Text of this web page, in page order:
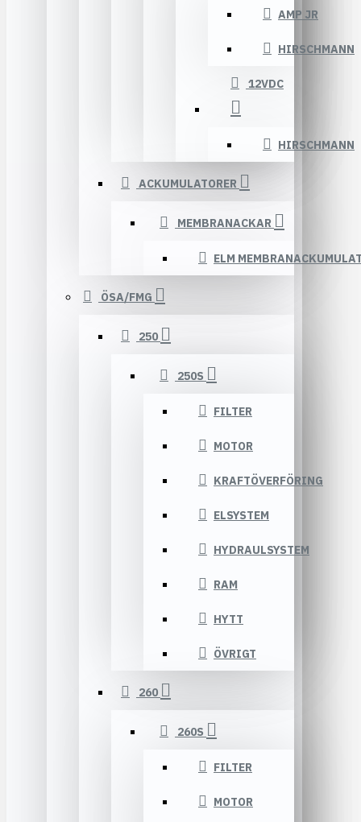
AMP JR
HIRSCHMANN
12VDC
HIRSCHMANN
ACKUMULATORER
MEMBRANACKAR
ELM
ÖSA/FMG
250
250S
FILTER
MOTOR
KRAFTÖVERFÖRING
ELSYSTEM
HYDRAULSYSTEM
RAM
HYTT
ÖVRIGT
260
260S
FILTER
MOTOR